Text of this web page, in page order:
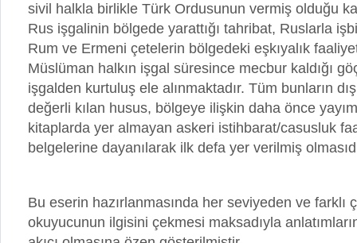
sivil halkla birlikle Türk Ordusunun vermiş olduğu
Rus işgalinin bölgede yarattığı tahribat, Ruslarla
Rum ve Ermeni çetelerin bölgedeki eşkıyalık
Müslüman halkın işgal süresince mecbur kaldığı
işgalden kurtuluş ele alınmaktadır. Tüm bunların
değerli kılan husus, bölgeye ilişkin daha önce
kitaplarda yer almayan askeri istihbarat/casusluk
belgelerine dayanılarak ilk defa yer verilmiş
Bu eserin hazırlanmasında her seviyeden ve farklı
okuyucunun ilgisini çekmesi maksadıyla